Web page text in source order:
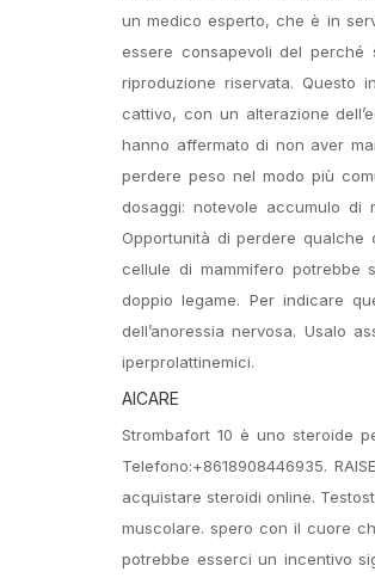
un medico esperto, che è in
essere consapevoli del
riproduzione riservata. Questo
cattivo, con un alterazione
hanno affermato di non aver
perdere peso nel modo più
dosaggi: notevole accumulo di
Opportunità di perdere
cellule di mammifero potrebbe
doppio legame. Per indicare
dell’anoressia nervosa. Usalo
iperprolattinemici.
AICARE
Strombafort 10 è uno steroide
Telefono:+8618908446935.
acquistare steroidi online.
muscolare. spero con il cuore
potrebbe esserci un incentivo